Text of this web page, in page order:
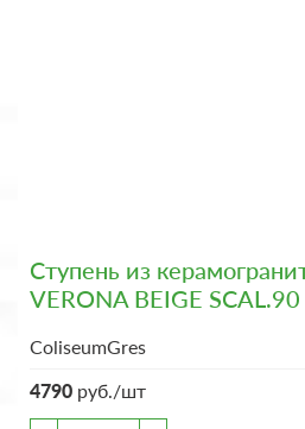
Ступень из
VERONA BEIGE
ColiseumGres
4790 руб./шт